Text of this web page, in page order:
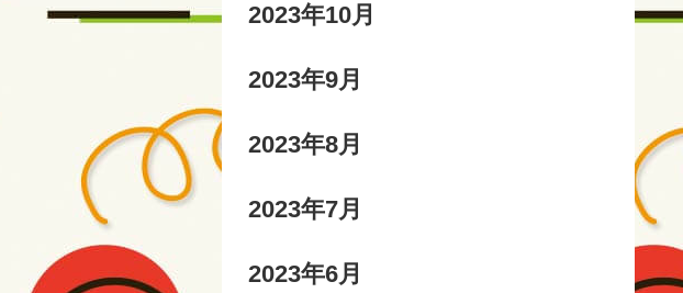
2023年10月
2023年9月
2023年8月
2023年7月
2023年6月